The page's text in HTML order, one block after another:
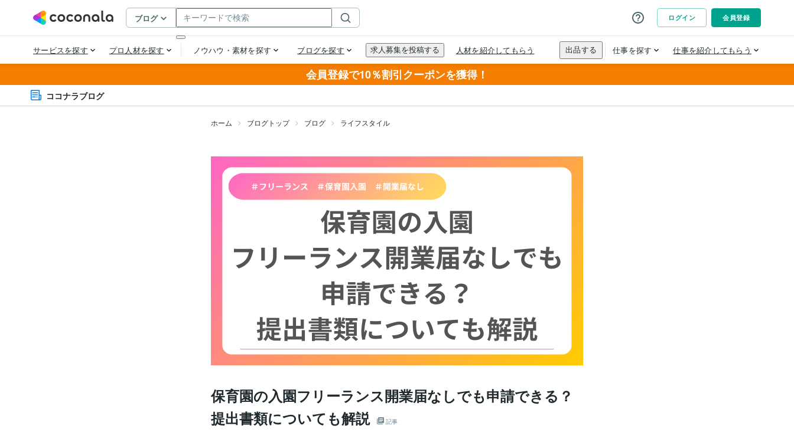
会員登録で10％割引クーポンを獲得！
ココナラブログ
ホーム ブログトップ ブログ ライフスタイル
保育園の入園フリーランス開業届なしでも申請できる？
提出書類についても解説
記事